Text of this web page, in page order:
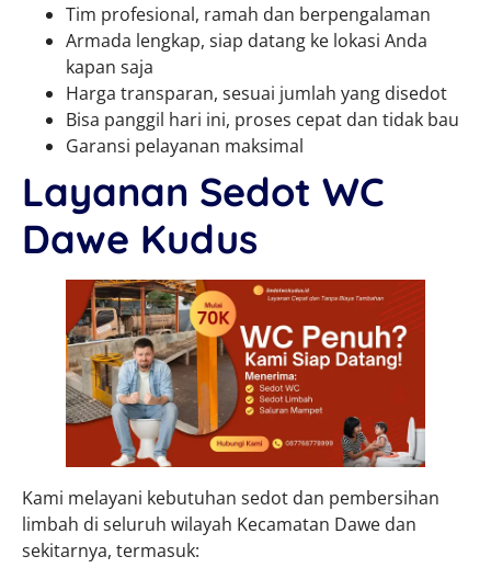
Tim profesional, ramah dan berpengalaman
Armada lengkap, siap datang ke lokasi Anda
kapan saja
Harga transparan, sesuai jumlah yang disedot
Bisa panggil hari ini, proses cepat dan tidak bau
Garansi pelayanan maksimal
Layanan Sedot WC
Dawe Kudus
Kami melayani kebutuhan sedot dan pembersihan
limbah di seluruh wilayah Kecamatan Dawe dan
sekitarnya, termasuk: